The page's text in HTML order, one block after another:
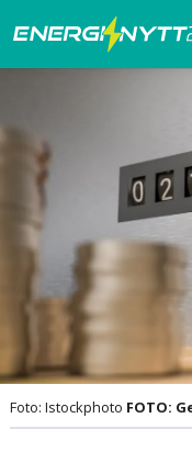
Foto: Istockphoto FOTO: